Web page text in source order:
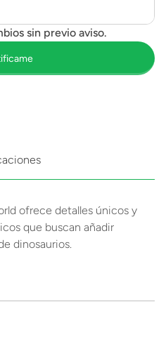
ofrece detalles únicos y
que buscan añadir
dinosaurios.